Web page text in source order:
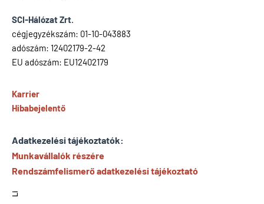
Li
SCI-Hálózat Zrt.
cégjegyzékszám: 01-10-043883
adószám: 12402179-2-42
EU adószám: EU12402179
Karrier
Hibabejelentő
Adatkezelési tájékoztatók:
Munkavállalók részére
Rendszámfelismerő adatkezelési tájékoztató